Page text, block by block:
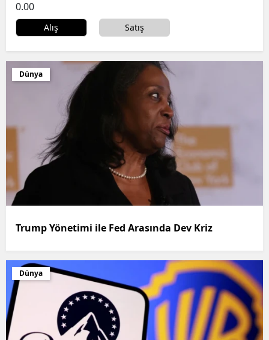
0.00
Alış Satış
Dünya
Trump Yönetimi ile Fed Arasında Dev Kriz
Dünya